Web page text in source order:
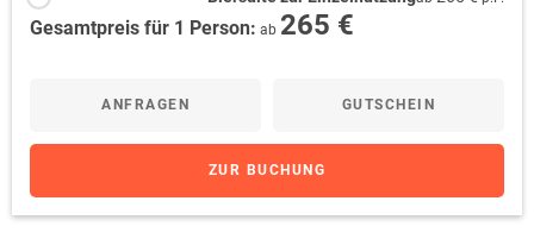
Gesamtpreis für 1 Person: ab 265 €
ANFRAGEN GUTSCHEIN
ZUR BUCHUNG